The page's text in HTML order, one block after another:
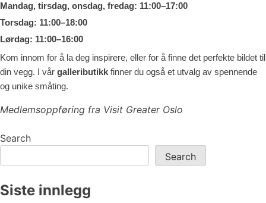
Mandag, tirsdag, onsdag, fredag: 11:00–17:00
Torsdag: 11:00–18:00
Lørdag: 11:00–16:00
Kom innom for å la deg inspirere, eller for å finne det perfekte bildet til
din vegg. I vår galleributikk finner du også et utvalg av spennende
og unike småting.
Medlemsoppføring fra Visit Greater Oslo
Search
Search
Siste innlegg